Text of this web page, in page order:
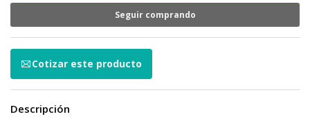
Seguir comprando
Cotizar este producto
Descripción